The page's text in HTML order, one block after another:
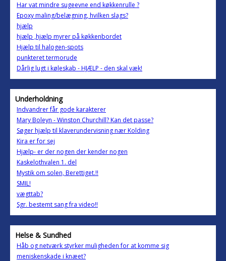
Har vat mindre sugeevne end køkkenrulle ?
Epoxy maling/belægning, hvilken slags?
hjælp
hjælp ,hjælp myrer på køkkenbordet
Hjælp til halogen-spots
punkteret termorude
Dårlig lugt i køleskab - HJÆLP - den skal væk!
Underholdning
Indvandrer får gode karakterer
Mary Boleyn - Winston Churchill? Kan det passe?
Søger hjælp til klaverundervisning nær Kolding
Kira er for sej
Hjælp- er der nogen der kender nogen
Kaskelothvalen 1. del
Mystik om solen, Berettiget.!!
SMIL!
vægttab?
Sgr. bestemt sang fra video!!
Helse & Sundhed
Håb og netværk styrker muligheden for at komme sig
meniskenskade i knæet?